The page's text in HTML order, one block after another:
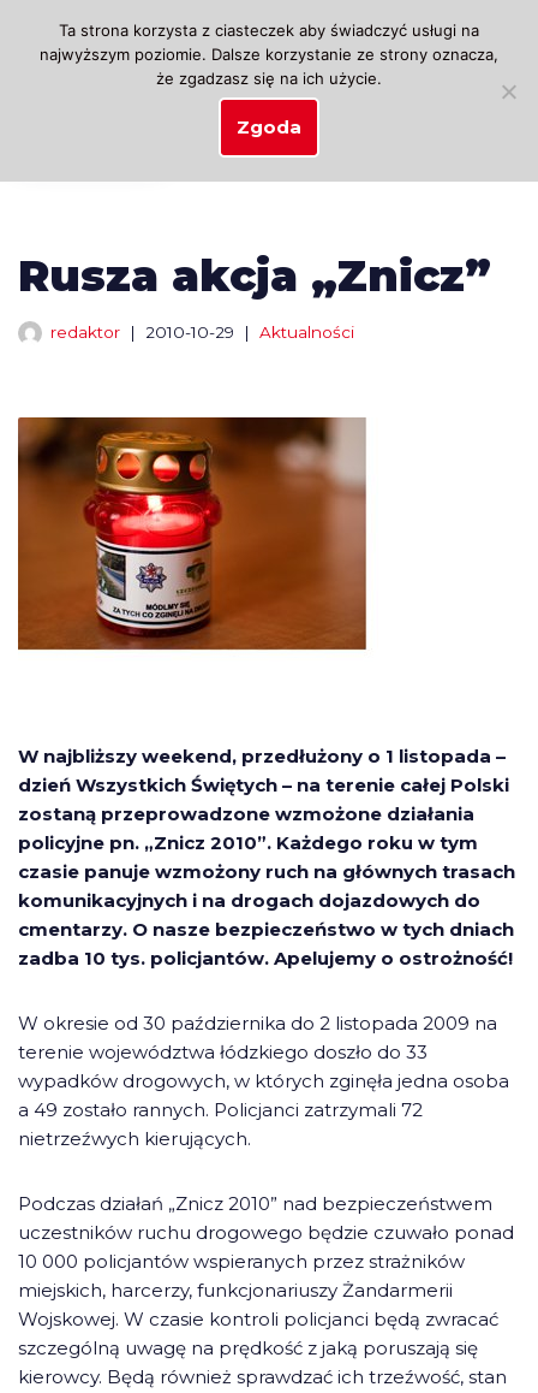
Przejdź
Rusza akcja „Znicz”
redaktor 2010-10-29 Aktualności
W najbliższy weekend, przedłużony o 1 listopada –
dzień Wszystkich Świętych – na terenie całej Polski
zostaną przeprowadzone wzmożone działania
policyjne pn. „Znicz 2010”. Każdego roku w tym
czasie panuje wzmożony ruch na głównych trasach
komunikacyjnych i na drogach dojazdowych do
cmentarzy. O nasze bezpieczeństwo w tych dniach
zadba 10 tys. policjantów. Apelujemy o ostrożność!
W okresie od 30 października do 2 listopada 2009 na
terenie województwa łódzkiego doszło do 33
wypadków drogowych, w których zginęła jedna osoba
a 49 zostało rannych. Policjanci zatrzymali 72
nietrzeźwych kierujących.
Podczas działań „Znicz 2010” nad bezpieczeństwem
uczestników ruchu drogowego będzie czuwało ponad
10 000 policjantów wspieranych przez strażników
miejskich, harcerzy, funkcjonariuszy Żandarmerii
Wojskowej. W czasie kontroli policjanci będą zwracać
szczególną uwagę na prędkość z jaką poruszają się
kierowcy. Będą również sprawdzać ich trzeźwość, stan
Ta strona korzysta z ciasteczek aby świadczyć usługi na
najwyższym poziomie. Dalsze korzystanie ze strony oznacza,
że zgadzasz się na ich użycie.
Zgoda